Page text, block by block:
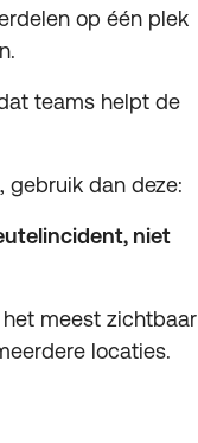
op één plek
teams helpt de
gebruik dan deze:
niet
meest zichtbaar
locaties.